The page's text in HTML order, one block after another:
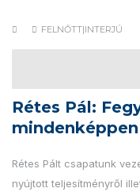
FELNŐTT|INTERJÚ
Rétes Pál:
Rétes Pált csapatunk
nyújtott teljesítményről